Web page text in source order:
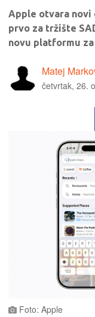
Apple otvara novi
prvo za tržište
novu platformu
Matej
četvrtak, 26.
Foto: Apple